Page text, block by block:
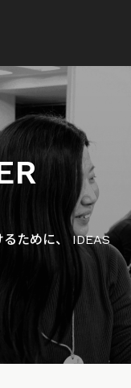
ために、 IDEAS